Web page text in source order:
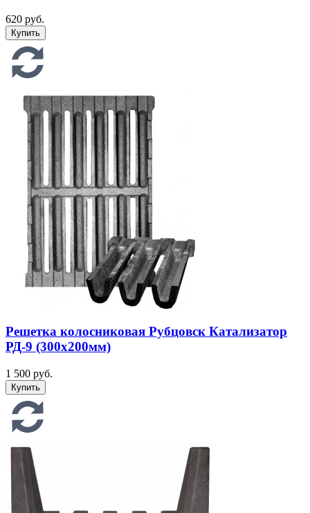
620 руб.
Решетка колосниковая Рубцовск Катализатор
РД-9 (300х200мм)
1 500 руб.